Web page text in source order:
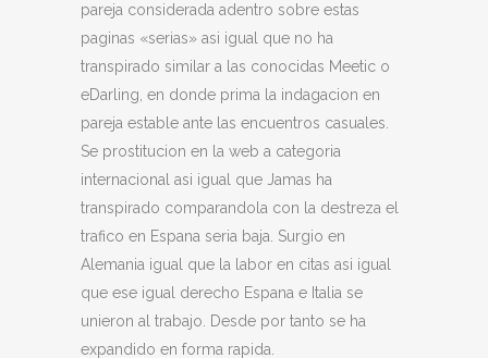
pareja considerada adentro sobre estas
paginas «serias» asi igual que no ha
transpirado similar a las conocidas Meetic o
eDarling, en donde prima la indagacion en
pareja estable ante las encuentros casuales.
Se prostitucion en la web a categoria
internacional asi igual que Jamas ha
transpirado comparandola con la destreza el
trafico en Espana seria baja. Surgio en
Alemania igual que la labor en citas asi igual
que ese igual derecho Espana e Italia se
unieron al trabajo. Desde por tanto se ha
expandido en forma rapida.